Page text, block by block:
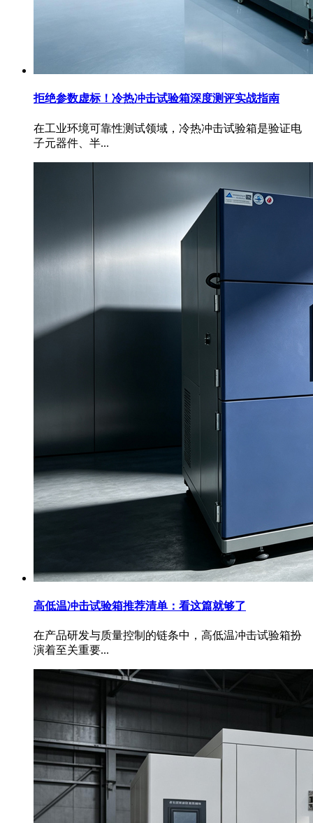
拒绝参数虚标！冷热冲击试验箱深度测评实战指南
在工业环境可靠性测试领域，冷热冲击试验箱是验证电
子元器件、半...
高低温冲击试验箱推荐清单：看这篇就够了
在产品研发与质量控制的链条中，高低温冲击试验箱扮
演着至关重要...